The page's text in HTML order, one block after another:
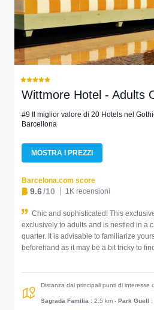
Wittmore Hotel - Adults
#9 Il miglior valore di 20 Hotels nel
Barcellona
MOSTRA I PREZZI
Barcelona.com score
9.6/10 1K recensioni
Chic and sophisticated! This
exclusively to adults and is nestled in a
quarter. It is advisable to familiarize
beforehand as it may be a bit tricky to
Distanza dai principali punti di interesse
Sagrada Familia : 2.5 km - Park Guell